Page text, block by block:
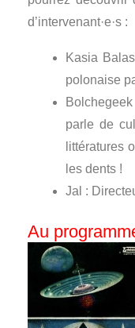
d’intervenant·e·s :
Kasia
polonaise
parle de
littératures
les dents !
Jal :
Au